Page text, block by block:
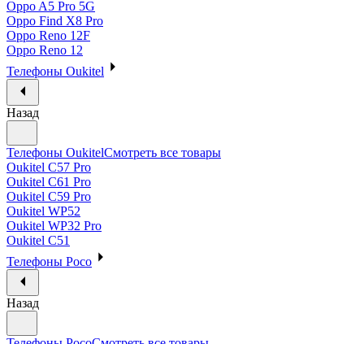
Oppo A5 Pro 5G
Oppo Find X8 Pro
Oppo Reno 12F
Oppo Reno 12
Телефоны Oukitel
Назад
Телефоны OukitelСмотреть все товары
Oukitel C57 Pro
Oukitel C61 Pro
Oukitel C59 Pro
Oukitel WP52
Oukitel WP32 Pro
Oukitel C51
Телефоны Poco
Назад